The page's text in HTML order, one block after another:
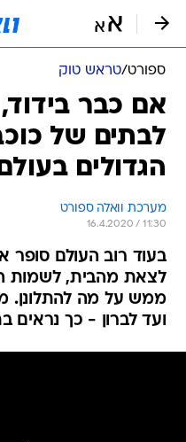
ספורט/טראש טוק
אם כבר
לבתים של
הגדולים
מערכת וואלה ספורט
16.4.2020 / 11:30
בעוד רוב העולם
לצאת מהבית, לשמות
ממש על מה להתלונן.
ועד לברון - כך נראים